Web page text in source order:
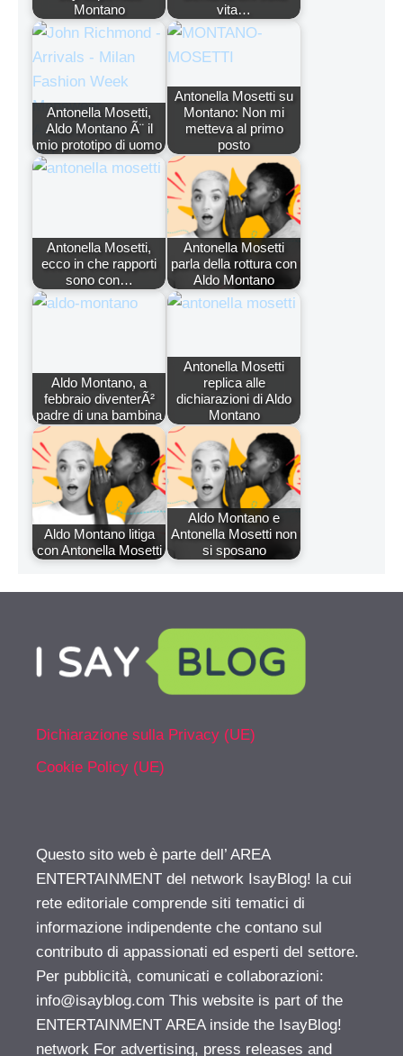
Montano
vita…
Antonella Mosetti,
Aldo Montano Ã¨ il
mio prototipo di uomo
Antonella Mosetti su
Montano: Non mi
metteva al primo
posto
Antonella Mosetti,
ecco in che rapporti
sono con…
Antonella Mosetti
parla della rottura con
Aldo Montano
Aldo Montano, a
febbraio diventerÃ²
padre di una bambina
Antonella Mosetti
replica alle
dichiarazioni di Aldo
Montano
Aldo Montano litiga
con Antonella Mosetti
Aldo Montano e
Antonella Mosetti non
si sposano
Dichiarazione sulla Privacy (UE)
Cookie Policy (UE)
Questo sito web è parte dell’ AREA
ENTERTAINMENT del network IsayBlog! la cui
rete editoriale comprende siti tematici di
informazione indipendente che contano sul
contributo di appassionati ed esperti del settore.
Per pubblicità, comunicati e collaborazioni:
info@isayblog.com This website is part of the
ENTERTAINMENT AREA inside the IsayBlog!
network For advertising, press releases and